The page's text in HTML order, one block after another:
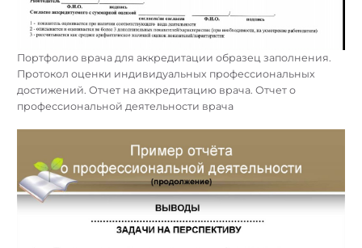
Портфолио врача для аккредитации образец заполнения.
Протокол оценки индивидуальных профессиональных
достижений. Отчет на аккредитацию врача. Отчет о
профессиональной деятельности врача